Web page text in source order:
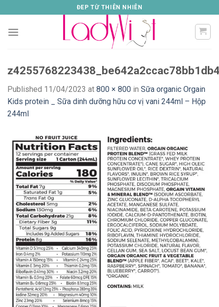
to
content
ĐEP TỪ THIÊN NHIÊN
Published 11/04/2023 at 800 × 800 in Sữa organic Orgain
Kids protein _ Sữa dinh dưỡng hữu cơ vị vani 244ml – Hộp
244ml